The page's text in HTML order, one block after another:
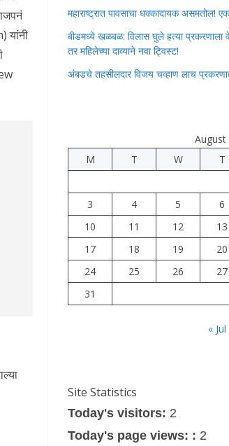
यांनी
महाराष्ट्रात पावसाचा धक्कादायक असमतोल!
बीडमध्ये खळबळ: विलास घुले हत्या प्रकरणाला
तर महिलेच्या दाव्याने नवा ट्विस्ट!
अंबडचे तहसीलदार विजय चव्हाण लाच
August
M
T W T
3
4 5 6
10
11 12 13
17
18 19 20
24
25 26 27
31
« Jul
Site Statistics
Today's visitors: 2
Today's page views: : 2